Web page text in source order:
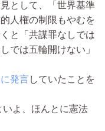
として、「世界基準
人権の制限もやむを
と「共謀罪なしでは
では五輪開けない」
発言していたことを
いよ、ほんとに憲法